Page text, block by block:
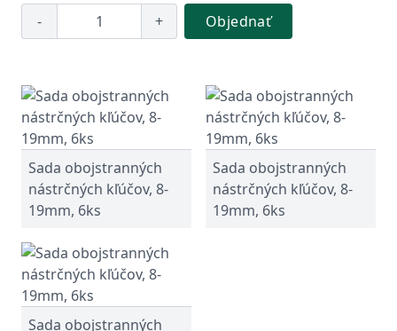
- + Objednať
Sada obojstranných
nástrčných kľúčov, 8-
19mm, 6ks
Sada obojstranných
nástrčných kľúčov, 8-
19mm, 6ks
Sada obojstranných